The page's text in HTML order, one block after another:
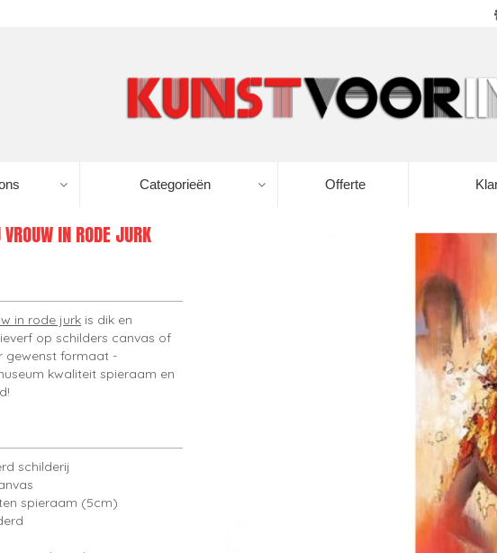
Categorieën Offerte
IN RODE JURK
in rode jurk is dik en
op schilders canvas of
gewenst formaat -
kwaliteit spieraam en
schilderij
spieraam (5cm)